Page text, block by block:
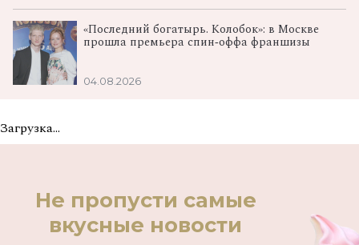
«Последний богатырь. Колобок»: в Москве
прошла премьера спин‑оффа франшизы
04.08.2026
Загрузка...
Не пропусти самые
вкусные новости